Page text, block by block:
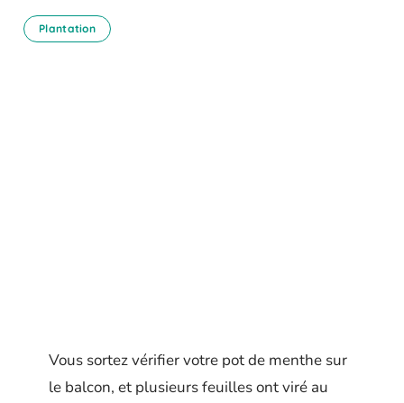
Plantation
Vous sortez vérifier votre pot de menthe sur
le balcon, et plusieurs feuilles ont viré au